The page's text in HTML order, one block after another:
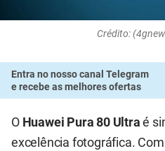
Crédito:
Entra no nosso canal Telegram
e recebe as melhores ofertas
O Huawei Pura 80 Ultra é
excelência fotográfica.